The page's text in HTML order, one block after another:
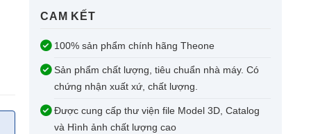
CAM KẾT​
100% sản phẩm chính hãng Theone
Sản phẩm chất lượng, tiêu chuẩn nhà máy. Có
chứng nhận xuất xứ, chất lượng.
Được cung cấp thư viện file Model 3D, Catalog
và Hình ảnh chất lượng cao